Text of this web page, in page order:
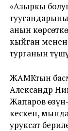
«Азыркы
анын
кыйган менен
турганын
ЖАМКтын
Александр
Жапаров
кескен,
уруксат